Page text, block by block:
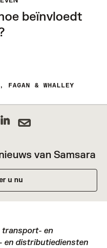
beïnvloedt
FAGAN & WHALLEY
van Samsara
u nu
transport- en
en distributiediensten